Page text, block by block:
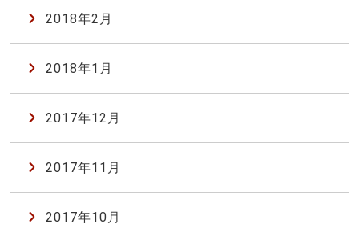
2018年2月
2018年1月
2017年12月
2017年11月
2017年10月